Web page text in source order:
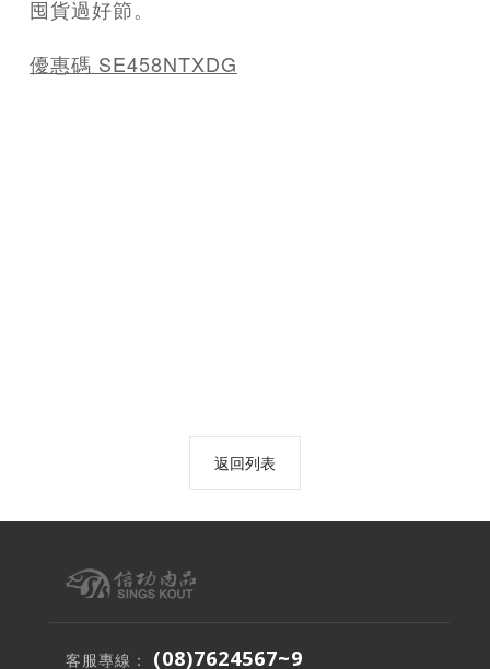
囤貨過好節。
優惠碼 SE458NTXDG
返回列表
客服專線： (08)7624567~9